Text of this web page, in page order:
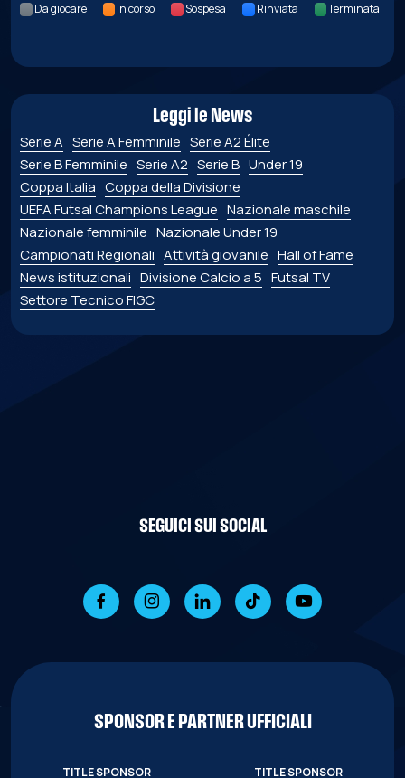
Da giocare In corso Sospesa Rinviata Terminata
Leggi le News
Serie A Serie A Femminile Serie A2 Élite
Serie B Femminile Serie A2 Serie B Under 19
Coppa Italia Coppa della Divisione
UEFA Futsal Champions League Nazionale maschile
Nazionale femminile Nazionale Under 19
Campionati Regionali Attività giovanile Hall of Fame
News istituzionali Divisione Calcio a 5 Futsal TV
Settore Tecnico FIGC
SEGUICI SUI SOCIAL
SPONSOR E PARTNER UFFICIALI
TITLE SPONSOR TITLE SPONSOR